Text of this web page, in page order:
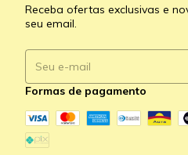
Receba ofertas exclusivas e
seu email.
Formas de pagamento